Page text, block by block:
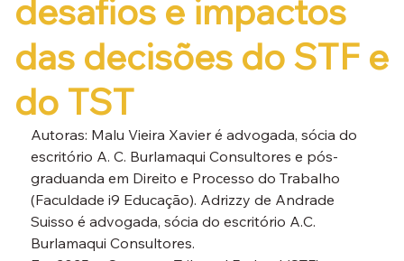
desafios e impactos
das decisões do STF e
do TST
Autoras: Malu Vieira Xavier é advogada, sócia do
escritório A. C. Burlamaqui Consultores e pós-
graduanda em Direito e Processo do Trabalho
(Faculdade i9 Educação). Adrizzy de Andrade
Suisso é advogada, sócia do escritório A.C.
Burlamaqui Consultores.